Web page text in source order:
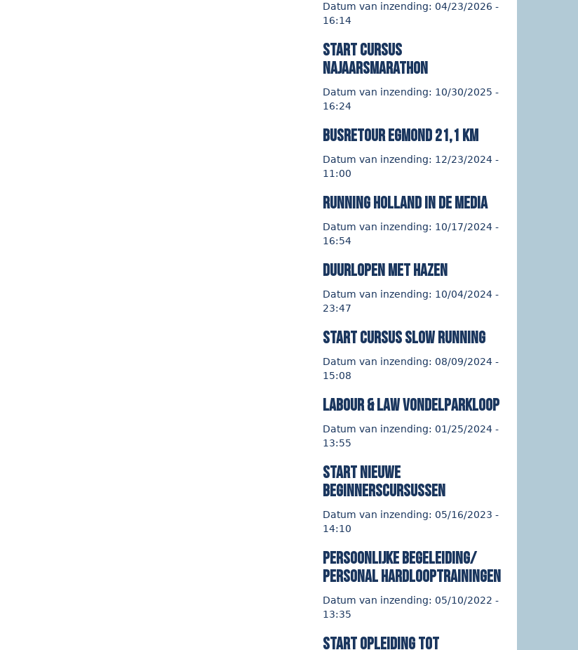
Datum van inzending: 04/23/2026 -
16:14
start cursus
najaarsmarathon
Datum van inzending: 10/30/2025 -
16:24
Busretour Egmond 21,1 km
Datum van inzending: 12/23/2024 -
11:00
Running Holland in de media
Datum van inzending: 10/17/2024 -
16:54
duurlopen met hazen
Datum van inzending: 10/04/2024 -
23:47
start cursus Slow Running
Datum van inzending: 08/09/2024 -
15:08
Labour & Law Vondelparkloop
Datum van inzending: 01/25/2024 -
13:55
start nieuwe
beginnerscursussen
Datum van inzending: 05/16/2023 -
14:10
persoonlijke begeleiding/
personal hardlooptrainingen
Datum van inzending: 05/10/2022 -
13:35
start opleiding tot